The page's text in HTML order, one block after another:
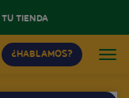
TIENDA
¿HABLAMOS?